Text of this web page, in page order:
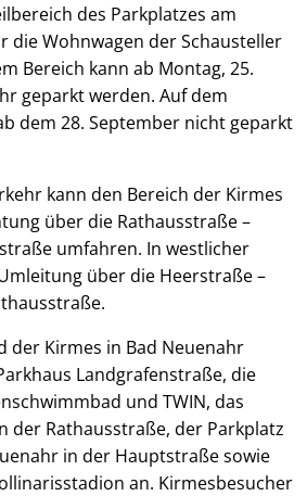
des Parkplatzes am
die Wohnwagen der Schausteller
Bereich kann ab Montag, 25.
geparkt werden. Auf dem
dem 28. September nicht geparkt
kann den Bereich der Kirmes
über die Rathausstraße –
umfahren. In westlicher
über die Heerstraße –
der Kirmes in Bad Neuenahr
Landgrafenstraße, die
und TWIN, das
der Rathausstraße, der Parkplatz
in der Hauptstraße sowie
an. Kirmesbesucher